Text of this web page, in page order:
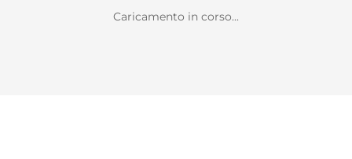
Caricamento in corso...